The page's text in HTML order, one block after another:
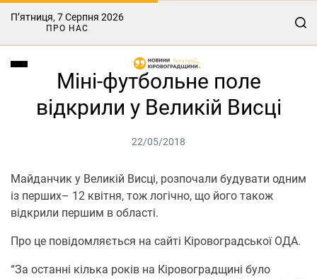
П’ятниця, 7 Серпня 2026
ПРО НАС
Міні-футбольне поле
відкрили у Великій Висці
22/05/2018
Майданчик у Великій Висці, розпочали будувати одним
із перших– 12 квітня, тож логічно, що його також
відкрили першим в області.
Про це повідомляється на сайті Кіровоградської ОДА.
“За останні кілька років на Кіровоградщині було